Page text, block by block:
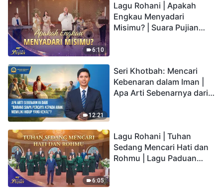
6:10
Lagu Rohani | Apakah
Engkau Menyadari
Misimu? | Suara Pujian
12:21
Seri Khotbah: Mencari
Kebenaran dalam Iman |
Apa Arti Sebenarnya dari
6:05
Lagu Rohani | Tuhan
Sedang Mencari Hati dan
Rohmu | Lagu Paduan